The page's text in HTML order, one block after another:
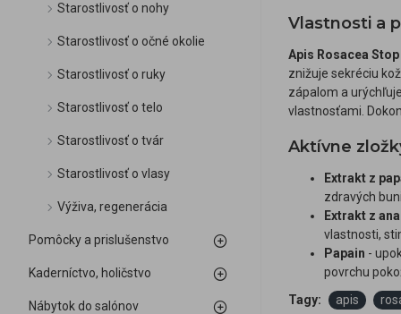
Starostlivosť o nohy
Starostlivosť o očné okolie
Starostlivosť o ruky
Starostlivosť o telo
Starostlivosť o tvár
Starostlivosť o vlasy
Výživa, regenerácia
Pomôcky a prislušenstvo
Kaderníctvo, holičstvo
Nábytok do salónov
Vlastnosti a
Apis Rosacea
znižuje sekréciu
zápalom a
vlastnosťami.
Aktívne
Extrakt z
zdravých
Extrakt z
vlastnosti,
Papain -
povrchu
Tagy:
apis